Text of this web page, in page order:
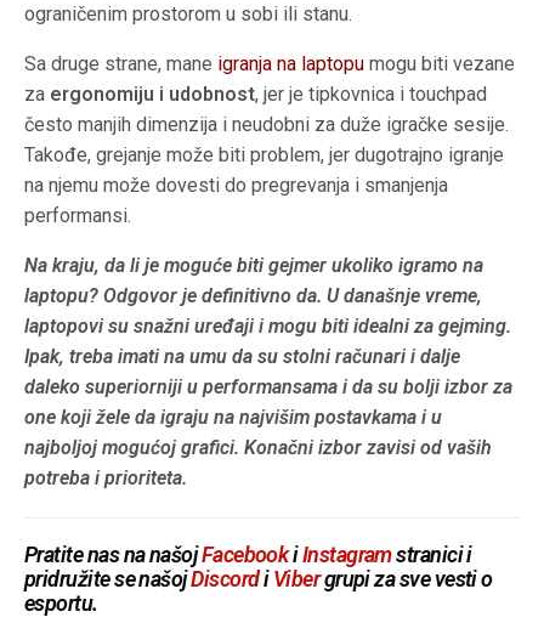
ograničenim prostorom u sobi ili stanu.
Sa druge strane, mane igranja na laptopu mogu biti vezane
za ergonomiju i udobnost, jer je tipkovnica i touchpad
često manjih dimenzija i neudobni za duže igračke sesije.
Takođe, grejanje može biti problem, jer dugotrajno igranje
na njemu može dovesti do pregrevanja i smanjenja
performansi.
Na kraju, da li je moguće biti gejmer ukoliko igramo na
laptopu? Odgovor je definitivno da. U današnje vreme,
laptopovi su snažni uređaji i mogu biti idealni za gejming.
Ipak, treba imati na umu da su stolni računari i dalje
daleko superiorniji u performansama i da su bolji izbor za
one koji žele da igraju na najvišim postavkama i u
najboljoj mogućoj grafici. Konačni izbor zavisi od vaših
potreba i prioriteta.
Pratite nas na našojFacebookiInstagramstranici i
pridružite se našojDiscordiVibergrupi za sve vesti o
esportu.